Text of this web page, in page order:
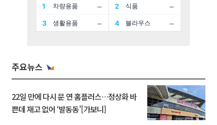
주요뉴스
22일 만에 다시 문 연 홈플러스…정상화 바
쁜데 재고 없어 ‘발동동’[가보니]